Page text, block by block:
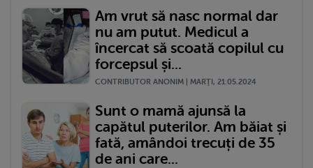
Am vrut să nasc normal dar
nu am putut. Medicul a
încercat să scoată copilul cu
forcepsul și...
CONTRIBUTOR ANONIM | MARŢI, 21.05.2024
Sunt o mamă ajunsă la
capătul puterilor. Am băiat și
fată, amândoi trecuți de 35
de ani care...